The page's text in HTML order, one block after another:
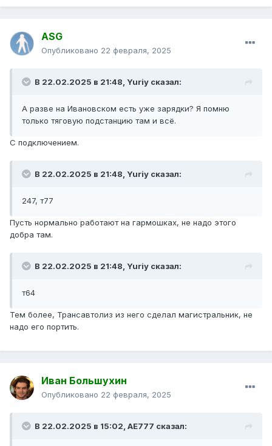
ASG
Опубликовано 22 февраля, 2025
В 22.02.2025 в 21:48, Yuriy сказал:
А разве на Ивановском есть уже зарядки? Я помню
только тяговую подстанцию там и всë.
С подключением.
В 22.02.2025 в 21:48, Yuriy сказал:
247, т77
Пусть нормально работают на гармошках, не надо этого
добра там.
В 22.02.2025 в 21:48, Yuriy сказал:
т64
Тем более, Трансавтолиз из него сделал магистральник, не
надо его портить.
Иван Большухин
Опубликовано 22 февраля, 2025
В 22.02.2025 в 15:02, AE777 сказал: